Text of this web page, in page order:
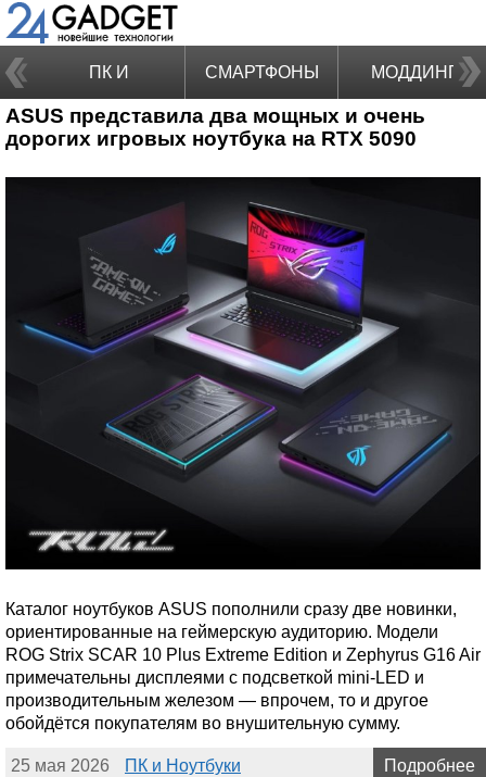
ПК И
НОУТБУКИ
СМАРТФОНЫ МОДДИНГ
ASUS представила два мощных и очень
дорогих игровых ноутбука на RTX 5090
Каталог ноутбуков ASUS пополнили сразу две новинки,
ориентированные на геймерскую аудиторию. Модели
ROG Strix SCAR 10 Plus Extreme Edition и Zephyrus G16 Air
примечательны дисплеями с подсветкой mini-LED и
производительным железом — впрочем, то и другое
обойдётся покупателям во внушительную сумму.
25 мая 2026 ПК и Ноутбуки Подробнее